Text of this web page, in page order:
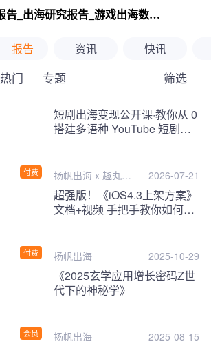
出海数据报告_出海研究报告_游戏出海数据报告_海外趋势分析-扬帆出海
报告 资讯 快讯
热门 专题 筛选
继续下拉刷新
付费
短剧出海变现公开课·教你从 0
搭建多语种 YouTube 短剧频
扬帆出海 x 趣丸千 2026-07-21
付费
超强版！《iOS4.3上架方案》
文档+视频 手把手教你如何一
扬帆出海 2025-10-29
会员
《2025玄学应用增长密码Z世
代下的神秘学》
扬帆出海 2025-08-15